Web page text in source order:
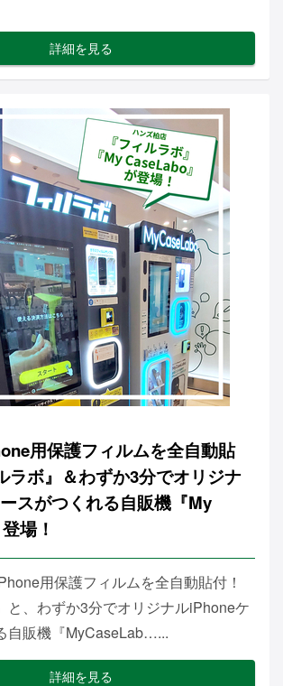
詳細を見る
用保護フィルムを全自動貼
ラボ』＆わずか3分でオリジナ
スがつくれる自販機『My
場！
用保護フィルムを全自動貼付！
と、わずか3分でオリジナルiPhoneケ
自販機『MyCaseLab…...
詳細を見る